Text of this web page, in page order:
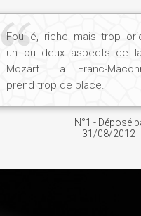
particulièrement
à l'Egypte, votre
d'adolescent...
souhaité que
soient partagées
Fouillé, riche mais trop
un ou deux aspects de
Mozart. La Franc-
prend trop de place.
N°1 - Déposé
31/08/2012